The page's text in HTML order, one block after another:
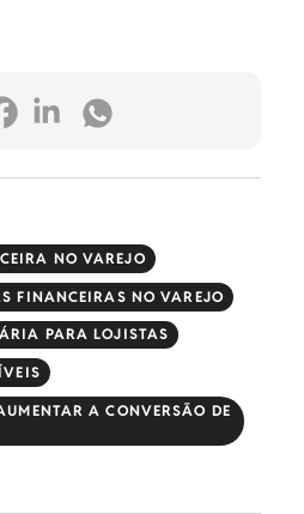
NO VAREJO
FINANCEIRAS NO VAREJO
PARA LOJISTAS
A CONVERSÃO DE